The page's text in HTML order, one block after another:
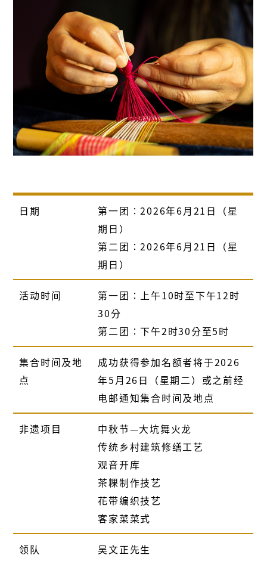
日期 第一团∶2026年6月 21 日（星
期日）
第二团∶2026年6月21日（星
期日）
活动时间 第一团∶上午10时至下午12时
30分
第二团∶下午2时30分至5时
集合时间及地
点
成功获得参加名额者将于2026
年5月26日（星期二）或之前经
电邮通知集合时间及地点
非遗项目
中秋节—大坑舞火龙
传统乡村建筑修缮工艺
观音开库
茶粿制作技艺
花带编织技艺
客家菜菜式
领队 吴文正先生